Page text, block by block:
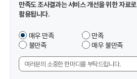
만족도 조사결과는 서비스 개선을 위한 자료로
활용됩니다.
이
페
에
매우 만족 만족
불만족
매우 불만족
의